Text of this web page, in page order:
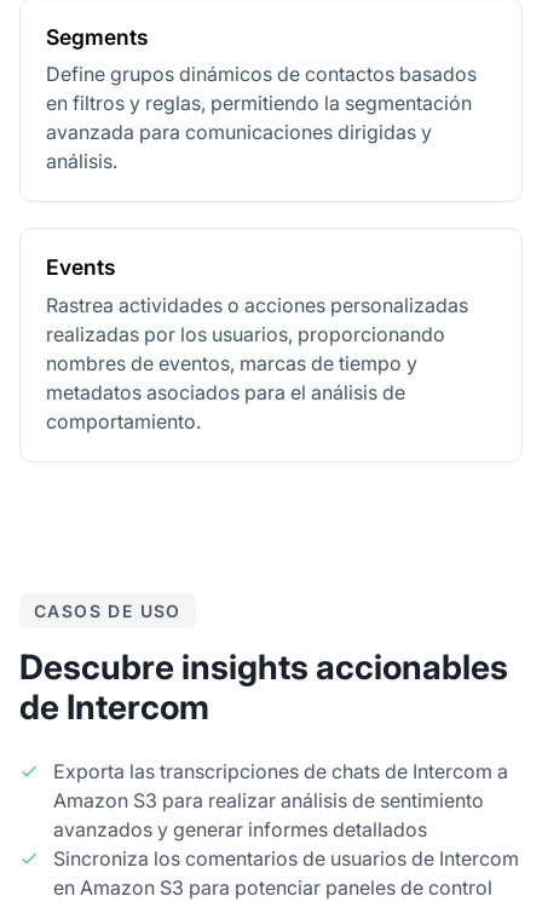
Segments
Define grupos dinámicos de contactos basados
en filtros y reglas, permitiendo la segmentación
avanzada para comunicaciones dirigidas y
análisis.
Events
Rastrea actividades o acciones personalizadas
realizadas por los usuarios, proporcionando
nombres de eventos, marcas de tiempo y
metadatos asociados para el análisis de
comportamiento.
CASOS DE USO
Descubre insights accionables
de Intercom
Exporta las transcripciones de chats de Intercom a
Amazon S3 para realizar análisis de sentimiento
avanzados y generar informes detallados
Sincroniza los comentarios de usuarios de Intercom
en Amazon S3 para potenciar paneles de control